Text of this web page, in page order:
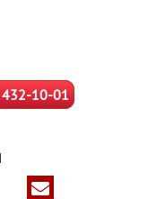
432-10-01